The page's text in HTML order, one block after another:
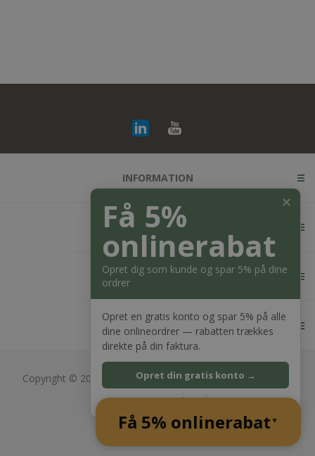
INFORMATION
KUNDESERVICE
MIN KONTO
KONTAKT OS
Copyright © 2026 Bagger Nielsen webshop. Alle rettigheder
forbeholdt.
Powered bynopCommerce
✕
Få 5%
onlinerabat
Opret dig som kunde og spar 5% på dine
ordrer
Opret en gratis konto og spar 5% på alle
dine onlineordrer — rabatten trækkes
direkte på din faktura.
Opret din gratis konto →
Nej tak
Få 5% onlinerabat ▲